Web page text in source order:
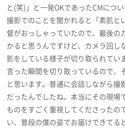
と(笑)」と一発OKであったCMにつ
撮影でのことを聞かれると「素肌と
督がおっしゃっていたので、最後の
かると思うんですけど、カメラ回し
影をしている様子が切り取られてい
言った瞬間を切り取っているので、
と思います。普通に会話しながら撮
だったんでしたね。本当にその現場
ものをすごく重視してくださったの
い、普段の僕の姿でお届けできてる